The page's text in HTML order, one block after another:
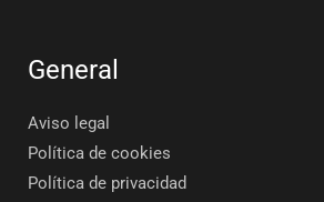
General
Aviso legal
Política de cookies
Política de privacidad